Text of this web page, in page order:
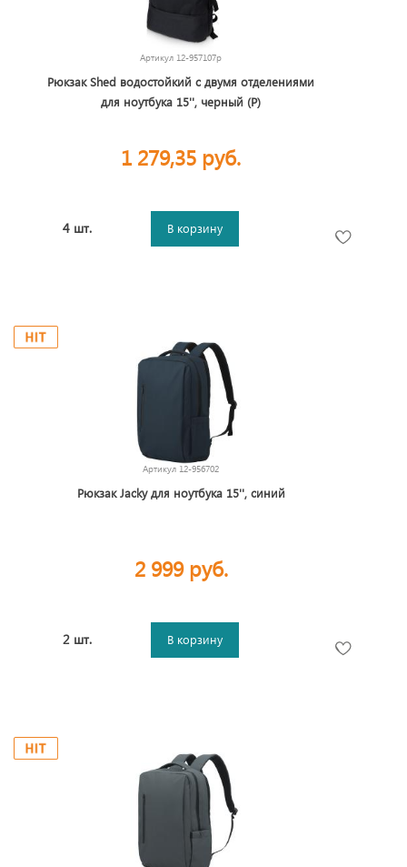
Артикул 12-957107p
Рюкзак Shed водостойкий с двумя отделениями
для ноутбука 15'', черный (P)
1 279,35 руб.
4 шт. В корзину
Артикул 12-956702
Рюкзак Jacky для ноутбука 15'', синий
2 999 руб.
2 шт. В корзину